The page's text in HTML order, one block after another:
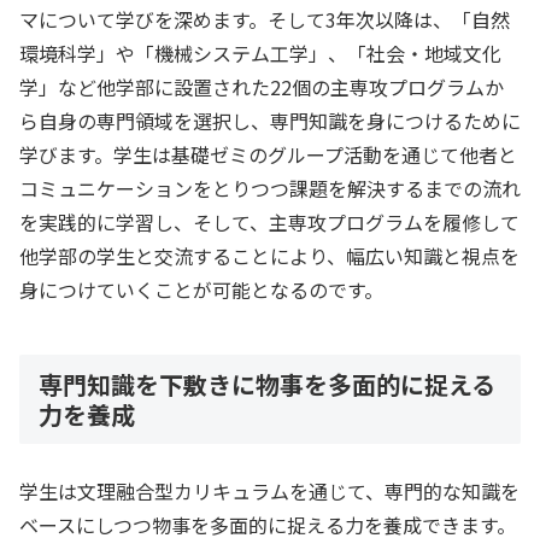
マについて学びを深めます。そして3年次以降は、「自然
環境科学」や「機械システム工学」、「社会・地域文化
学」など他学部に設置された22個の主専攻プログラムか
ら自身の専門領域を選択し、専門知識を身につけるために
学びます。学生は基礎ゼミのグループ活動を通じて他者と
コミュニケーションをとりつつ課題を解決するまでの流れ
を実践的に学習し、そして、主専攻プログラムを履修して
他学部の学生と交流することにより、幅広い知識と視点を
身につけていくことが可能となるのです。
専門知識を下敷きに物事を多面的に捉える
力を養成
学生は文理融合型カリキュラムを通じて、専門的な知識を
ベースにしつつ物事を多面的に捉える力を養成できます。